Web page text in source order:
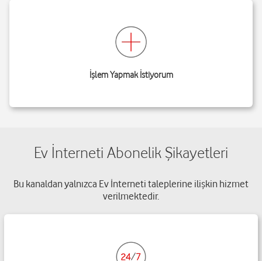
İşlem Yapmak İstiyorum
Ev İnterneti Abonelik Şikayetleri
Bu kanaldan yalnızca Ev İnterneti taleplerine ilişkin hizmet
verilmektedir.